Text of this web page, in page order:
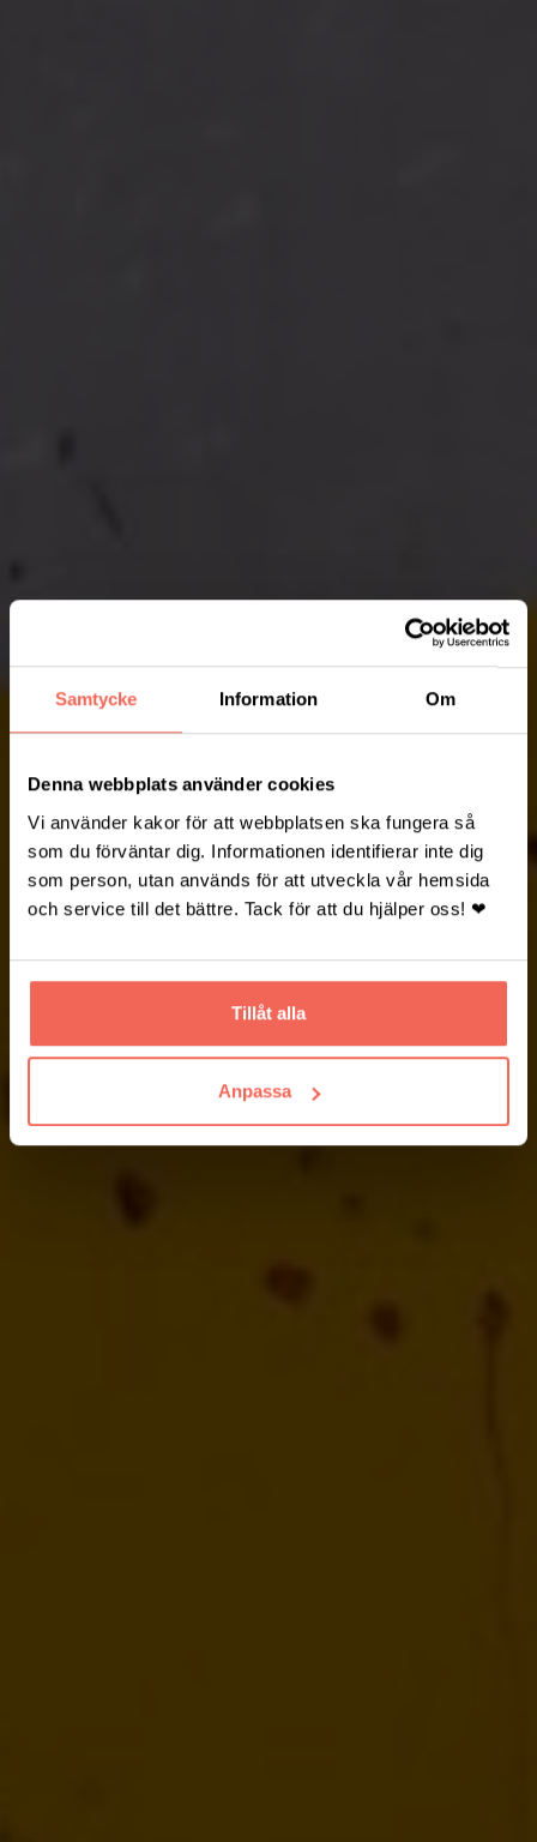
Samtycke Information Om
Denna webbplats använder cookies
Vi använder kakor för att webbplatsen ska fungera så
som du förväntar dig. Informationen identifierar inte dig
som person, utan används för att utveckla vår hemsida
och service till det bättre. Tack för att du hjälper oss! ❤
Tillåt alla
Anpassa